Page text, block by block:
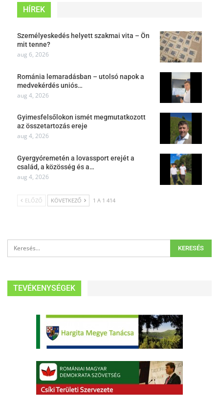
HÍREK
Személyeskedés helyett szakmai vita – Ön
mit tenne?
aug 6, 2026
Románia lemaradásban – utolsó napok a
medvekérdés uniós…
aug 4, 2026
Gyimesfelsőlokon ismét megmutatkozott
az összetartozás ereje
aug 4, 2026
Gyergyóremetén a lovassport erejét a
család, a közösség és a…
aug 4, 2026
ELŐZŐ KÖVETKEZŐ 1 A 1 414
TEVÉKENYSÉGEK